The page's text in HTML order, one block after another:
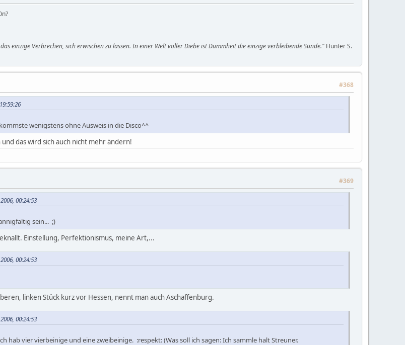
einzige Verbrechen, sich erwischen zu lassen. In einer Welt voller Diebe ist Dummheit die einzige verbleibende Sünde." Hunter S.
#368
wenigstens ohne Ausweis in die Disco^^
das wird sich auch nicht mehr ändern!
#369
00:24:53
sein... ;)
Einstellung, Perfektionismus, meine Art,...
00:24:53
linken Stück kurz vor Hessen, nennt man auch Aschaffenburg.
00:24:53
hab vier vierbeinige und eine zweibeinige. :respekt: (Was soll ich sagen: Ich sammle halt Streuner.